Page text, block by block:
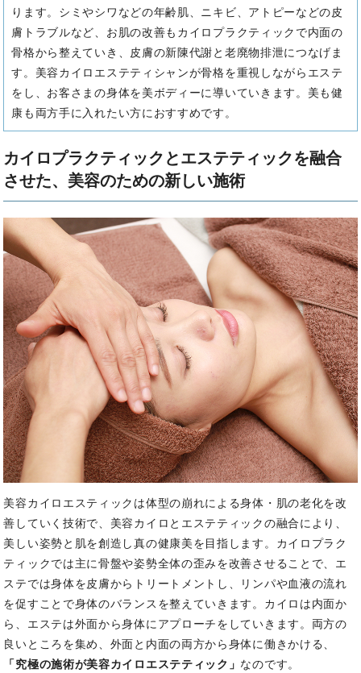
ります。 シミやシワなどの年齢肌、ニキビ、アトピーなどの皮
膚トラブルなど、お肌の改善もカイロプラクティックで内面の
骨格から整えていき、皮膚の新陳代謝と老廃物排泄につなげま
す。 美容カイロエステティシャンが骨格を重視しながらエステ
をし、お客さまの身体を美ボディーに導いていきます。 美も健
康も両方手に入れたい方におすすめです。
カイロプラクティックとエステティックを融合
させた、美容のための新しい施術
美容カイロエスティックは体型の崩れによる身体・肌の老化を改
善していく技術で、美容カイロとエステティックの融合により、
美しい姿勢と肌を創造し真の健康美を目指します。 カイロプラク
ティックでは主に骨盤や姿勢全体の歪みを改善させることで、エ
ステでは身体を皮膚からトリートメントし、リンパや血液の流れ
を促すことで身体のバランスを整えていきます。 カイロは内面か
ら、エステは外面から身体にアプローチをしていきます。 両方の
良いところを集め、外面と内面の両方から身体に働きかける、
「究極の施術が美容カイロエステティック」 なのです。